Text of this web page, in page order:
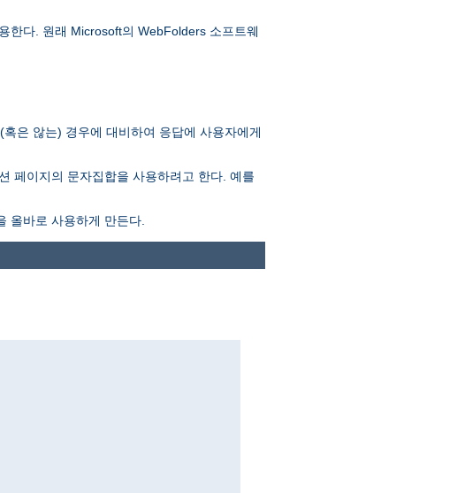
한다. 원래 Microsoft의 WebFolders 소프트웨
은 않는) 경우에 대비하여 응답에 사용자에게
페이지의 문자집합을 사용하려고 한다. 예를
올바로 사용하게 만든다.